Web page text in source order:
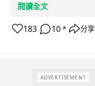
閱讀全文
183 10 ↗ 分享
ADVERTISEMENT